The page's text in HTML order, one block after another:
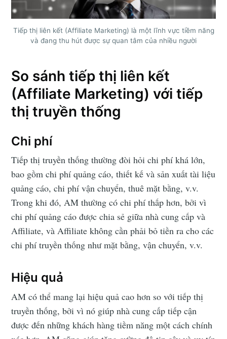
Tiếp thị liên kết (Affiliate Marketing) là một lĩnh vực tiềm năng
và đang thu hút được sự quan tâm của nhiều người
So sánh tiếp thị liên kết
(Affiliate Marketing) với tiếp
thị truyền thống
Chi phí
Tiếp thị truyền thống thường đòi hỏi chi phí khá lớn,
bao gồm chi phí quảng cáo, thiết kế và sản xuất tài liệu
quảng cáo, chi phí vận chuyển, thuê mặt bằng, v.v.
Trong khi đó, AM thường có chi phí thấp hơn, bởi vì
chi phí quảng cáo được chia sẻ giữa nhà cung cấp và
Affiliate, và Affiliate không cần phải bỏ tiền ra cho các
chi phí truyền thống như mặt bằng, vận chuyển, v.v.
Hiệu quả
AM có thể mang lại hiệu quả cao hơn so với tiếp thị
truyền thống, bởi vì nó giúp nhà cung cấp tiếp cận
được đến những khách hàng tiềm năng một cách chính